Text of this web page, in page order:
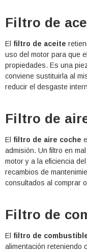
Filtro de
El filtro de aceite
uso del motor para que
propiedades. Es una
conviene sustituirla al
reducir el desgaste
Filtro de
El filtro de aire coche
admisión. Un filtro en
motor y a la eficiencia
recambios de
consultados al comprar
Filtro de
El filtro de
alimentación reteniendo